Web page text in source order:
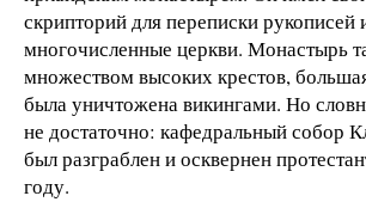
скрипторий для переписки рукописей
многочисленные церкви. Монастырь
множеством высоких крестов,
была уничтожена викингами. Но
не достаточно: кафедральный собор
был разграблен и осквернен
году.